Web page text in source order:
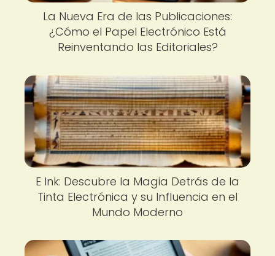
La Nueva Era de las Publicaciones:
¿Cómo el Papel Electrónico Está
Reinventando las Editoriales?
E Ink: Descubre la Magia Detrás de la
Tinta Electrónica y su Influencia en el
Mundo Moderno